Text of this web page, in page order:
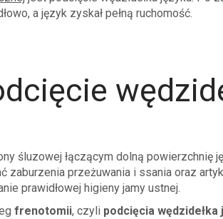
a język zyskał pełną ruchomość.
śluzowej łączącym dolną powierzchnię
przeżuwania i ssania oraz
prawidłowej higieny jamy ustnej.
frenotomii, czyli podcięcia wędzidełka